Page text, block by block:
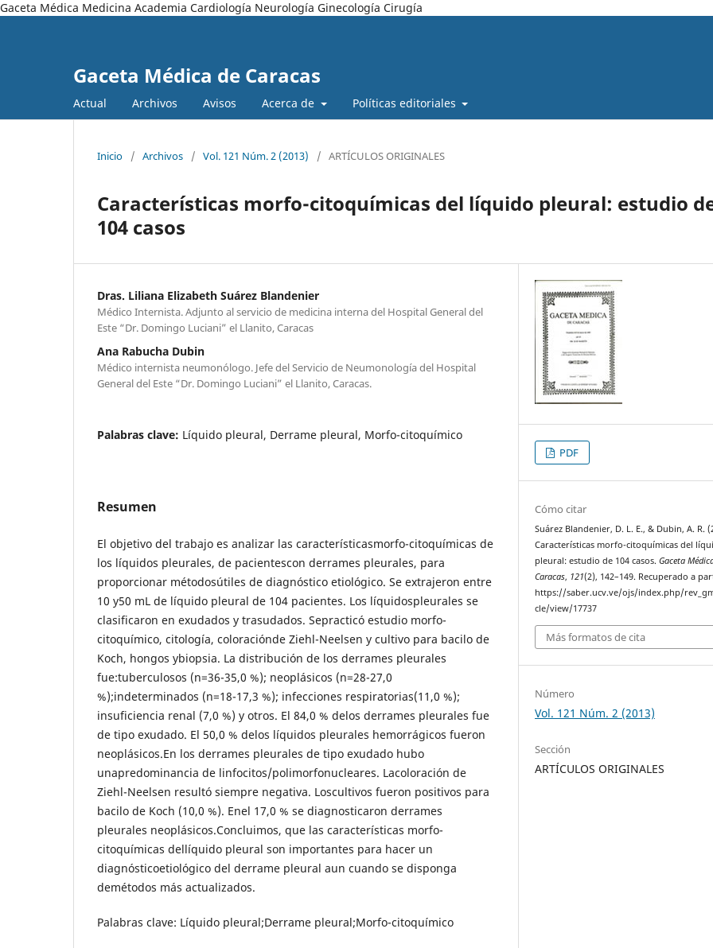
Gaceta Médica Medicina Academia Cardiología Neurología Ginecología Cirugía
Gaceta Médica de Caracas
Actual Archivos Avisos Acerca de Políticas editoriales
Inicio / Archivos / Vol. 121 Núm. 2 (2013) / ARTÍCULOS ORIGINALES
Características morfo-citoquímicas del líquido pleural: estudio
104 casos
Dras. Liliana Elizabeth Suárez Blandenier
Médico Internista. Adjunto al servicio de medicina interna del Hospital General del
Este “Dr. Domingo Luciani” el Llanito, Caracas
Ana Rabucha Dubin
Médico internista neumonólogo. Jefe del Servicio de Neumonología del Hospital
General del Este “Dr. Domingo Luciani” el Llanito, Caracas.
Palabras clave: Líquido pleural, Derrame pleural, Morfo-citoquímico
Resumen
El objetivo del trabajo es analizar las característicasmorfo-citoquímicas de
los líquidos pleurales, de pacientescon derrames pleurales, para
proporcionar métodosútiles de diagnóstico etiológico. Se extrajeron entre
10 y50 mL de líquido pleural de 104 pacientes. Los líquidospleurales se
clasificaron en exudados y trasudados. Sepracticó estudio morfo-
citoquímico, citología, coloraciónde Ziehl-Neelsen y cultivo para bacilo de
Koch, hongos ybiopsia. La distribución de los derrames pleurales
fue:tuberculosos (n=36-35,0 %); neoplásicos (n=28-27,0
%);indeterminados (n=18-17,3 %); infecciones respiratorias(11,0 %);
insuficiencia renal (7,0 %) y otros. El 84,0 % delos derrames pleurales fue
de tipo exudado. El 50,0 % delos líquidos pleurales hemorrágicos fueron
neoplásicos.En los derrames pleurales de tipo exudado hubo
unapredominancia de linfocitos/polimorfonucleares. Lacoloración de
Ziehl-Neelsen resultó siempre negativa. Loscultivos fueron positivos para
bacilo de Koch (10,0 %). Enel 17,0 % se diagnosticaron derrames
pleurales neoplásicos.Concluimos, que las características morfo-
citoquímicas dellíquido pleural son importantes para hacer un
diagnósticoetiológico del derrame pleural aun cuando se disponga
demétodos más actualizados.
Palabras clave: Líquido pleural;Derrame pleural;Morfo-citoquímico
PDF
Cómo citar
Suárez Blandenier, D. L. E., & Dubin, A. R.
Características morfo-citoquímicas del
pleural: estudio de 104 casos.Gaceta
Caracas, 121(2), 142–149. Recuperado a
https://saber.ucv.ve/ojs/index.php/
cle/view/17737
Más formatos de cita
Número
Vol. 121 Núm. 2 (2013)
Sección
ARTÍCULOS ORIGINALES